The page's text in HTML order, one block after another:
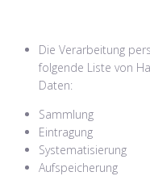
Die Verarbeitung
folgende Liste von
Daten:
Sammlung
Eintragung
Systematisierung
Aufspeicherung